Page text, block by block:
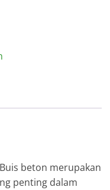
beton merupakan
penting dalam